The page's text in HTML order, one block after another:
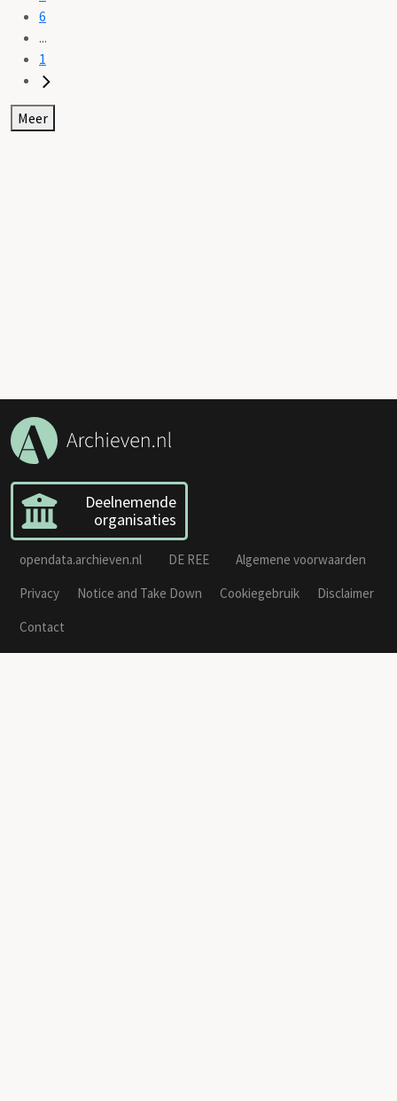
6
...
1
Meer
Deelnemende
organisaties
opendata.archieven.nl DE REE
Algemene voorwaarden
Privacy
Notice and Take Down Cookiegebruik
Disclaimer
Contact